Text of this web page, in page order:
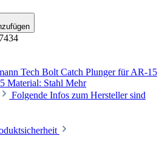
Tech Bolt Catch Plunger für AR-15
Material: Stahl Mehr
Folgende Infos zum Hersteller sind